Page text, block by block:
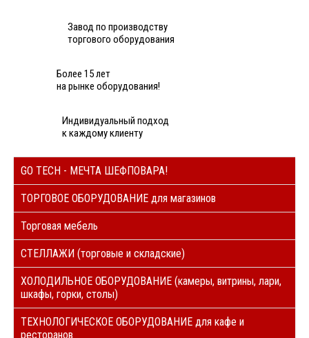
Завод по производству
торгового оборудования
Более 15 лет
на рынке оборудования!
Индивидуальный подход
к каждому клиенту
GO TECH - МЕЧТА ШЕФПОВАРА!
ТОРГОВОЕ ОБОРУДОВАНИЕ для магазинов
Торговая мебель
СТЕЛЛАЖИ (торговые и складские)
ХОЛОДИЛЬНОЕ ОБОРУДОВАНИЕ (камеры, витрины, лари,
шкафы, горки, столы)
ТЕХНОЛОГИЧЕСКОЕ ОБОРУДОВАНИЕ для кафе и
ресторанов